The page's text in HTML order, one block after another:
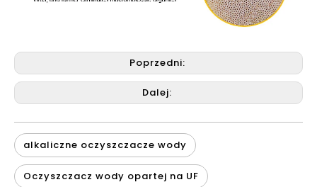
Poprzedni:
Dalej:
alkaliczne oczyszczacze wody
Oczyszczacz wody opartej na UF